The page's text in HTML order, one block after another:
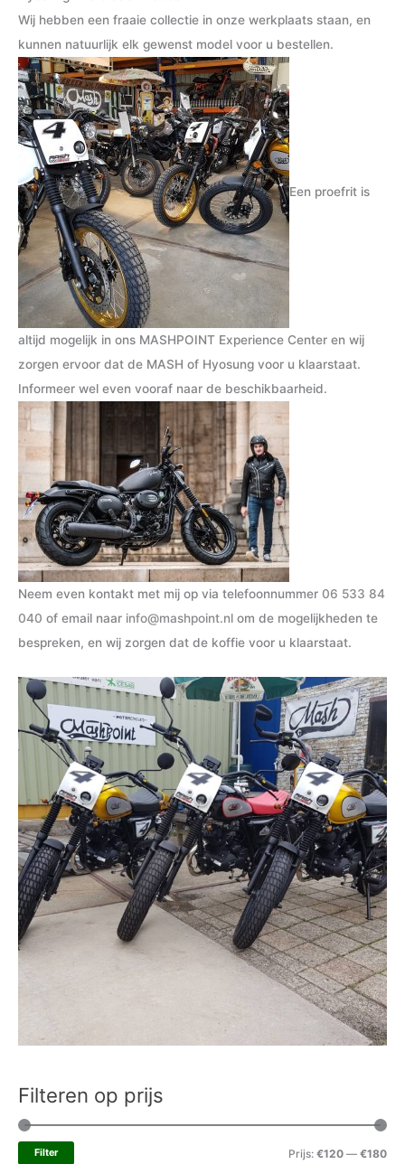
Wij hebben een fraaie collectie in onze werkplaats staan, en
kunnen natuurlijk elk gewenst model voor u bestellen.
Een proefrit is
altijd mogelijk in ons MASHPOINT Experience Center en wij
zorgen ervoor dat de MASH of Hyosung voor u klaarstaat.
Informeer wel even vooraf naar de beschikbaarheid.
Neem even kontakt met mij op via telefoonnummer 06 533 84
040 of email naar info@mashpoint.nl om de mogelijkheden te
bespreken, en wij zorgen dat de koffie voor u klaarstaat.
Filteren op prijs
Filter Prijs: €120 — €180